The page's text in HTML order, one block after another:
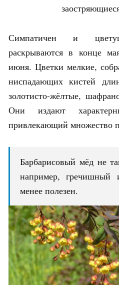
Симпатичен и
раскрываются в конце
июня. Цветки мелкие,
ниспадающих кистей
золотисто-жёлтые,
Они издают
привлекающий множество
Барбарисовый мёд не
например,
менее полезен.